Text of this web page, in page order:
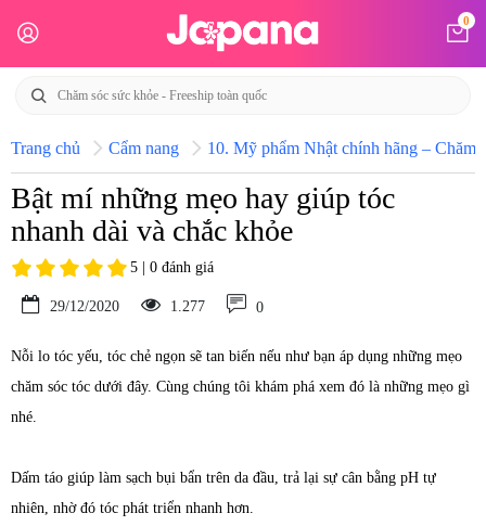
0
Trang chủ Cẩm nang 10. Mỹ phẩm Nhật chính hãng – Chăm
Bật mí những mẹo hay giúp tóc
nhanh dài và chắc khỏe
5 | 0 đánh giá
29/12/2020 1.277 0
Nỗi lo tóc yếu, tóc chẻ ngọn sẽ tan biến nếu như bạn áp dụng những mẹo
chăm sóc tóc dưới đây. Cùng chúng tôi khám phá xem đó là những mẹo gì
nhé.
Dấm táo giúp làm sạch bụi bẩn trên da đầu, trả lại sự cân bằng pH tự
nhiên, nhờ đó tóc phát triển nhanh hơn.